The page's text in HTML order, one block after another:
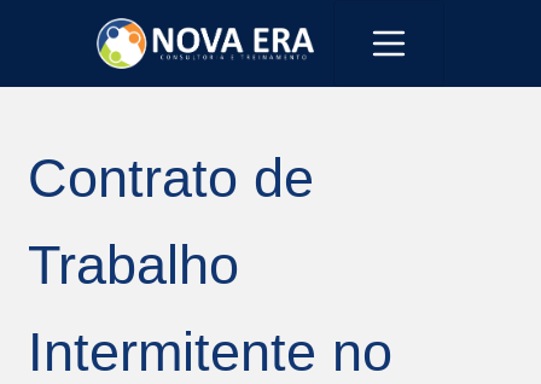
Contrato de
Trabalho
Intermitente no